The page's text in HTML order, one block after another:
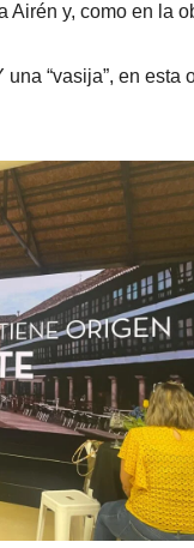
y, como en la
“vasija”, en